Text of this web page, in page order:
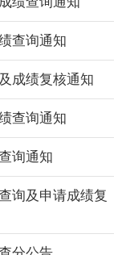
查询通知
成绩复核通知
查询通知
询通知
询及申请成绩复